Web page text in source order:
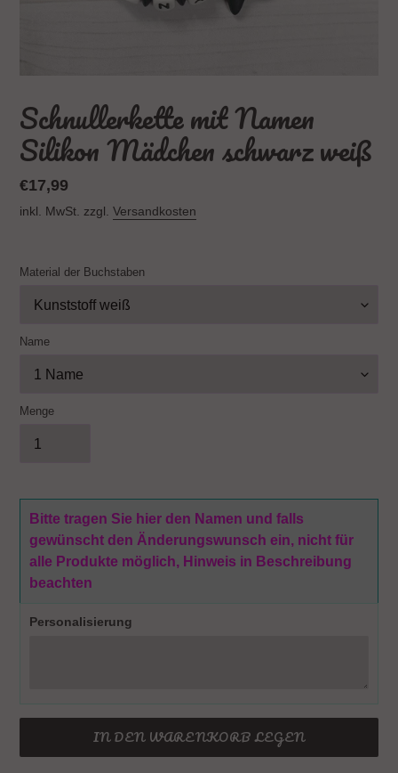
Schnullerkette mit Namen
Silikon Mädchen schwarz weiß
Normaler
Preis
€17,99
inkl. MwSt. zzgl. Versandkosten
Material der Buchstaben
Name
Menge
Bitte tragen Sie hier den Namen und falls
gewünscht den Änderungswunsch ein, nicht für
alle Produkte möglich, Hinweis in Beschreibung
beachten
Personalisierung
IN DEN WARENKORB LEGEN